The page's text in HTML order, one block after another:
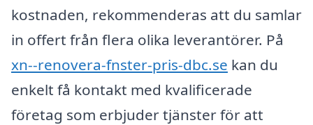
kostnaden, rekommenderas att du samlar
in offert från flera olika leverantörer. På
xn--renovera-fnster-pris-dbc.se kan du
enkelt få kontakt med kvalificerade
företag som erbjuder tjänster för att